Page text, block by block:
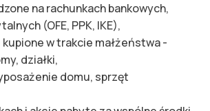
na rachunkach bankowych,
(OFE, PPK, IKE),
w trakcie małżeństwa -
działki,
domu, sprzęt